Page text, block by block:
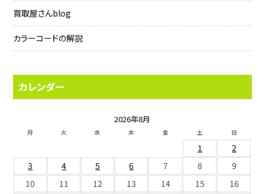
買取屋さんblog
カラーコードの解説
カレンダー
2026年8月
月 火 水 木 金 土 日
1
2
3
4 5 6 7 8
9
10
11 12 13 14 15
16